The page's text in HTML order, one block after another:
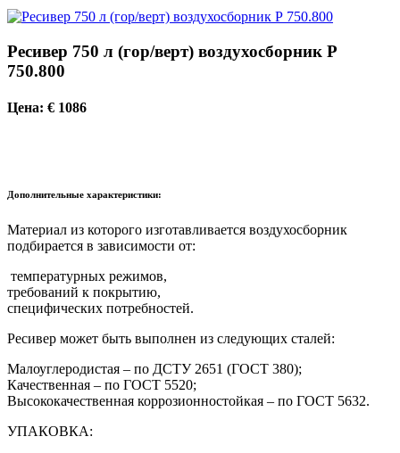
Ресивер 750 л (гор/верт) воздухосборник Р
750.800
Цена: € 1086
Дополнительные характеристики:
Материал из которого изготавливается воздухосборник
подбирается в зависимости от:
температурных режимов,
требований к покрытию,
специфических потребностей.
Ресивер может быть выполнен из следующих сталей:
Малоуглеродистая – по ДСТУ 2651 (ГОСТ 380);
Качественная – по ГОСТ 5520;
Высококачественная коррозионностойкая – по ГОСТ 5632.
УПАКОВКА: